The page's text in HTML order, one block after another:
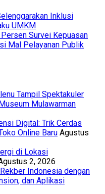
Inklusi
UMKM
Persen Survei Kepuasan
Mal Pelayanan Publik
Tampil Spektakuler
Mulawarman
Digital: Trik Cerdas
Online Baru Agustus
di Lokasi
2, 2026
Indonesia dengan
dan Aplikasi